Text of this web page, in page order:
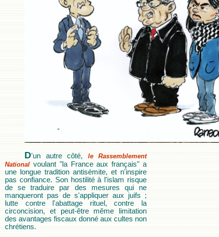
D'un autre côté, le Rassemblement
National voulant "la France aux français" a
une longue tradition antisémite, et n'inspire
pas confiance. Son hostilité à l'islam risque
de se traduire par des mesures qui ne
manqueront pas de s'appliquer aux juifs ;
lutte contre l'abattage rituel, contre la
circoncision, et peut-être même limitation
des avantages fiscaux donné aux cultes non
chrétiens.